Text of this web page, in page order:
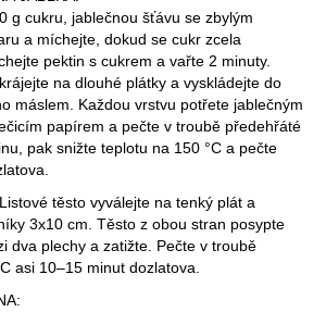
g cukru, jablečnou šťávu se zbylým
a míchejte, dokud se cukr zcela
pektin s cukrem a vařte 2 minuty.
na dlouhé plátky a vyskládejte do
máslem. Každou vrstvu potřete jablečným
papírem a pečte v troubě předehřáté
pak snižte teplotu na 150 °C a pečte
těsto vyválejte na tenký plát a
3x10 cm. Těsto z obou stran posypte
dva plechy a zatižte. Pečte v troubě
asi 10–15 minut dozlatova.